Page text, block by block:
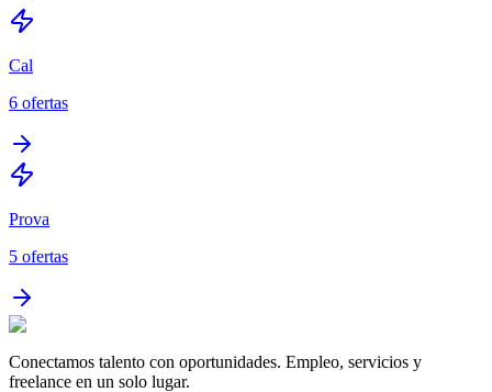
Cal
6 ofertas
Prova
5 ofertas
Conectamos talento con oportunidades. Empleo, servicios y
freelance en un solo lugar.